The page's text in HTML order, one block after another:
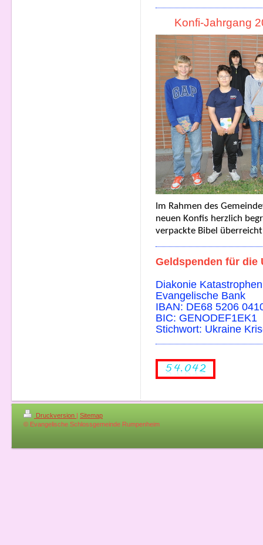
Konfi-Jahrgang
Im Rahmen des
neuen Konfis herzlich
verpackte Bibel
Geldspenden für die
Diakonie
Evangelische Bank
IBAN: DE68 5206
BIC: GENODEF1EK1
Stichwort: Ukraine
Druckversion | Sitemap
© Evangelische Schlossgemeinde Rumpenheim